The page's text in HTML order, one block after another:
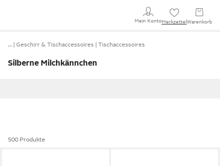
Mein KontoMerkzettel Warenkorb
… Geschirr & Tischaccessoires Tischaccessoires
Silberne Milchkännchen
500 Produkte